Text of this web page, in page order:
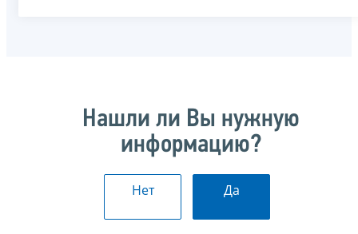
Нашли ли Вы нужную
информацию?
Нет Да